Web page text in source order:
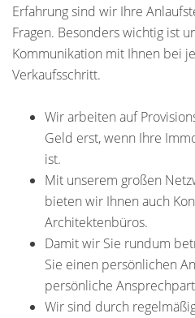
Erfahrung sind wir Ihre
Fragen. Besonders wichtig ist
Kommunikation mit Ihnen bei
Verkaufsschritt.
Wir arbeiten auf
Geld erst, wenn Ihre
ist.
Mit unserem großen
bieten wir Ihnen auch
Architektenbüros.
Damit wir Sie rundum
Sie einen persönlichen
persönliche
Wir sind durch